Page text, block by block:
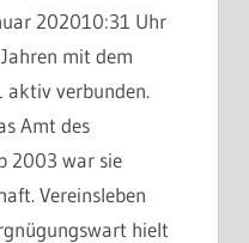
202010:31 Uhr
mit dem
aktiv verbunden.
Amt des
2003 war sie
Vereinsleben
hielt